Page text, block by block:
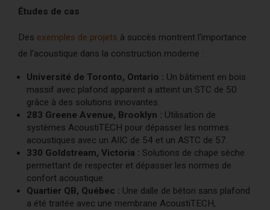
Études de cas
Des exemples de projets à succès montrent l'importance
de l'acoustique dans la construction moderne :
Université de Toronto, Ontario : Un bâtiment en bois
massif avec plafond apparent a atteint un STC de 50
grâce à des solutions innovantes.
283 Greene Avenue, Brooklyn : Utilisation de
systèmes AcoustiTECH pour dépasser les normes
acoustiques avec un AIIC de 54 et un ASTC de 57.
330 Goldstream, Victoria : Solutions de chape sèche
permettant de respecter et dépasser les normes de
confort acoustique.
Quartier QB, Québec : Une dalle de béton sans plafond
a été traitée avec une membrane AcoustiTECH,